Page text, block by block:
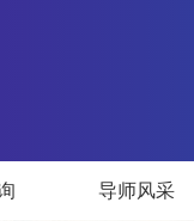
导师风采